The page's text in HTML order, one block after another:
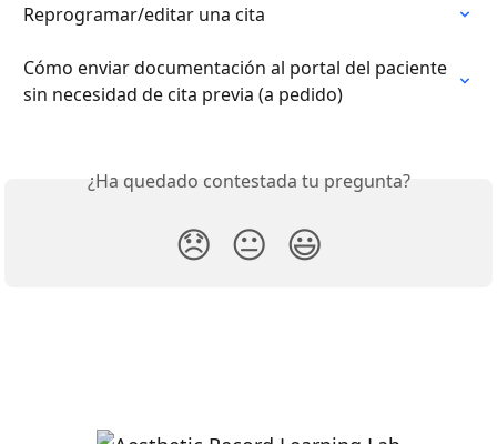
Reprogramar/editar una cita
Cómo enviar documentación al portal del paciente
sin necesidad de cita previa (a pedido)
¿Ha quedado contestada tu pregunta?
😞 😐 😃